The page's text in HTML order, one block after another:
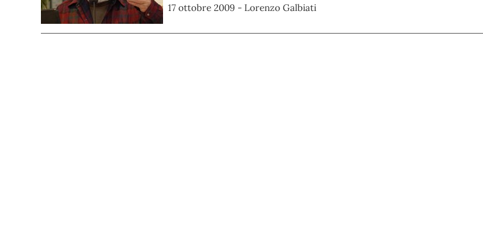
17 ottobre 2009 - Lorenzo Galbiati